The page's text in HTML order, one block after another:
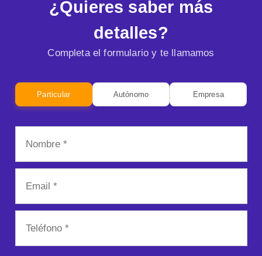
¿Quieres saber más
detalles?
Completa el formulario y te llamamos
Particular Autónomo Empresa